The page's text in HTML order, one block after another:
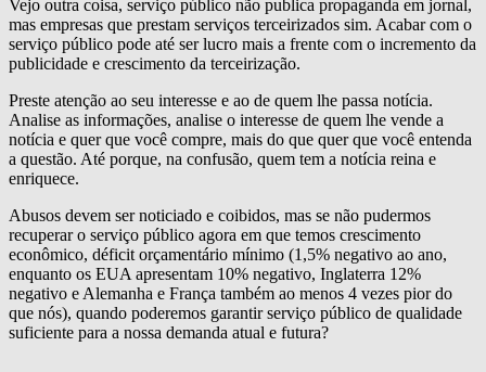
Vejo outra coisa, serviço público não publica propaganda em jornal,
mas empresas que prestam serviços terceirizados sim. Acabar com o
serviço público pode até ser lucro mais a frente com o incremento da
publicidade e crescimento da terceirização.
Preste atenção ao seu interesse e ao de quem lhe passa notícia.
Analise as informações, analise o interesse de quem lhe vende a
notícia e quer que você compre, mais do que quer que você entenda
a questão. Até porque, na confusão, quem tem a notícia reina e
enriquece.
Abusos devem ser noticiado e coibidos, mas se não pudermos
recuperar o serviço público agora em que temos crescimento
econômico, déficit orçamentário mínimo (1,5% negativo ao ano,
enquanto os EUA apresentam 10% negativo, Inglaterra 12%
negativo e Alemanha e França também ao menos 4 vezes pior do
que nós), quando poderemos garantir serviço público de qualidade
suficiente para a nossa demanda atual e futura?